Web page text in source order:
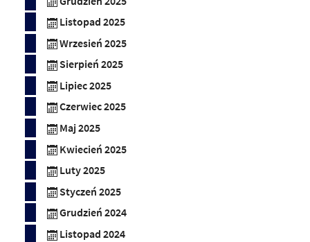
Listopad 2025
Wrzesień 2025
Sierpień 2025
Lipiec 2025
Czerwiec 2025
Maj 2025
Kwiecień 2025
Luty 2025
Styczeń 2025
Grudzień 2024
Listopad 2024